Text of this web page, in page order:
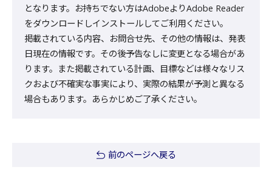
となります。お持ちでない方はAdobeよりAdobe Reader
をダウンロードしインストールしてご利用ください。
掲載されている内容、お問合せ先、その他の情報は、発表
日現在の情報です。その後予告なしに変更となる場合があ
ります。また掲載されている計画、目標などは様々なリス
クおよび不確実な事実により、実際の結果が予測と異なる
場合もあります。あらかじめご了承ください。
前のページへ戻る